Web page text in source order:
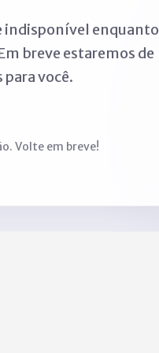
indisponível enquanto
breve estaremos de
você.
Volte em breve!